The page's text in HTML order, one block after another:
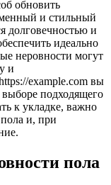
обновить
и стильный
долговечностью и
идеально
неровности могут
и
example.com вы
подходящего
к укладке, важно
и, при
пола